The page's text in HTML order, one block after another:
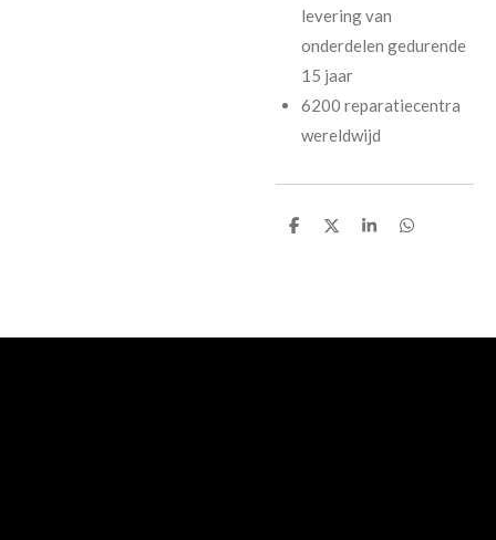
levering van
onderdelen gedurende
15 jaar
6200 reparatiecentra
wereldwijd
D
D
S
D